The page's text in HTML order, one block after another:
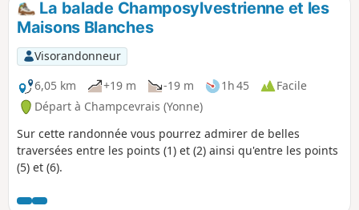
La balade Champosylvestrienne et les
Maisons Blanches
Visorandonneur
6,05 km
+19 m -19 m 1h 45
Facile
Départ à Champcevrais (Yonne)
Sur cette randonnée vous pourrez admirer de belles
traversées entre les points (1) et (2) ainsi qu'entre les points
(5) et (6).